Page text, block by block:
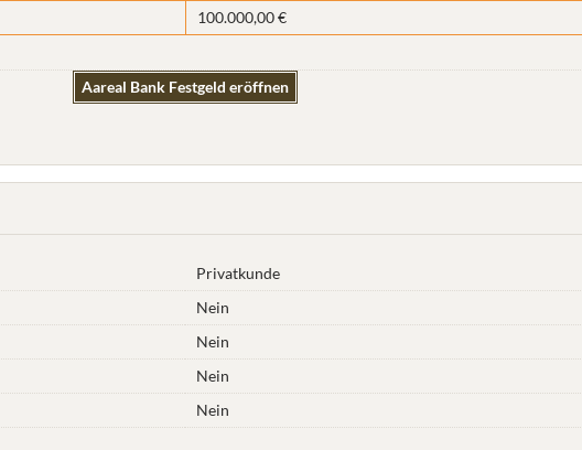
100.000,00 €
Aareal Bank Festgeld eröffnen
Privatkunde
Nein
Nein
Nein
Nein